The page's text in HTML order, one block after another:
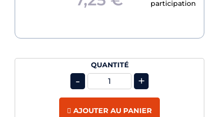
participation
QUANTITÉ
- +
AJOUTER AU PANIER